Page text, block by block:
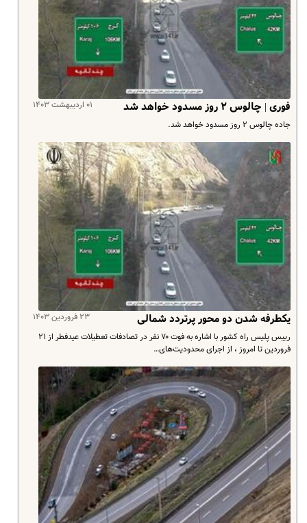
۰۱ اردیبهشت ۱۴۰۳ فوری | چالوس ۲ روز مسدود خواهد شد
جاده چالوس ۲ روز مسدود خواهد شد.
۲۳ فروردین ۱۴۰۳ یکطرفه شدن دو محور پرتردد شمالی
رییس پلیس راه کشور با اشاره به فوت ۷۰ نفر در تصادفات تعطیلات عیدفطر از ۲۱
فروردین تا امروز ، از اجرای محدودیت‌های…